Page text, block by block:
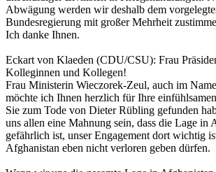
Abwägung werden wir deshalb dem
Bundesregierung mit großer Mehrheit
Ich danke Ihnen.
Eckart von Klaeden (CDU/CSU): Frau
Kolleginnen und Kollegen!
Frau Ministerin Wieczorek-Zeul, auch im
möchte ich Ihnen herzlich für Ihre
Sie zum Tode von Dieter Rübling gefunden
uns allen eine Mahnung sein, dass die Lage in
gefährlich ist, unser Engagement dort wichtig
Afghanistan eben nicht verloren geben dürfen.